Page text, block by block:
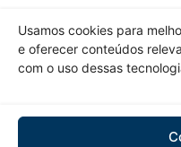
Usamos cookies para
e oferecer conteúdos
com o uso dessas